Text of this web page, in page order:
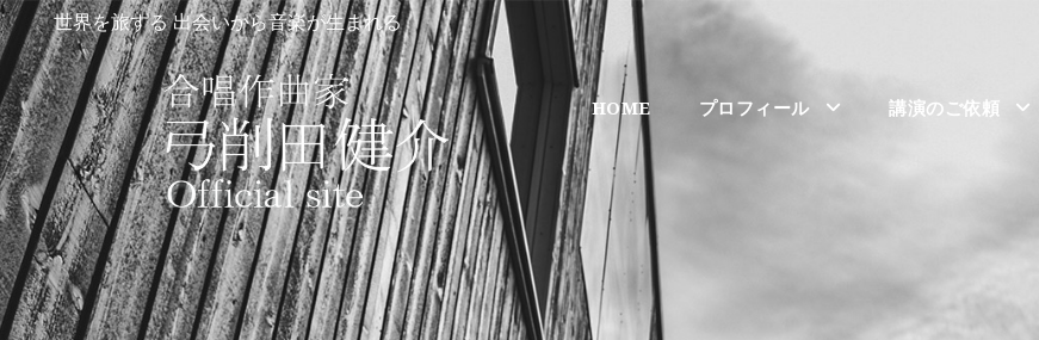
世界を旅する 出会いから音楽が生まれる
HOME プロフィール 講演のご依頼